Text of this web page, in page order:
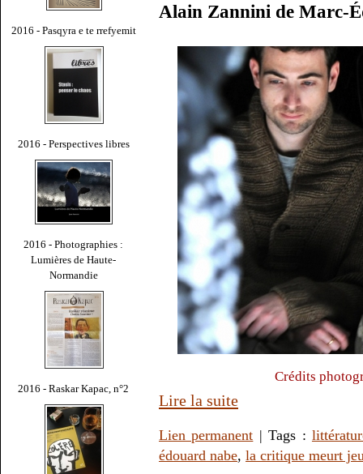
2016 - Pasqyra e te rrefyemit
2016 - Perspectives libres
2016 - Photographies :
Lumières de Haute-
Normandie
2016 - Raskar Kapac, n°2
Alain Zannini de Marc-
Crédits
Lire la suite
Lien permanent | Tags :
édouard nabe, la critique meurt